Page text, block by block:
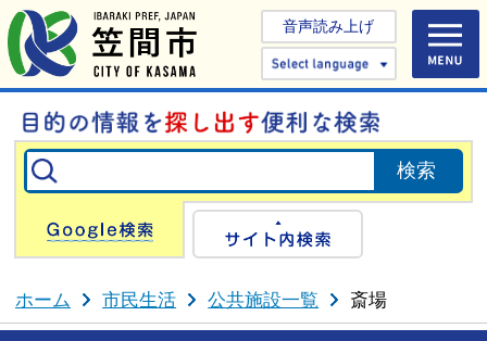
音声読み上げ
Select
Google検索
ホーム 市民生活 公共施設一覧 斎場